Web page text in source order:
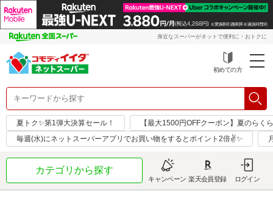
身近なスーパーがネットで便利に・おトクに
初めての方
夏トク✨第1弾大決算セール！
【最大1500円OFFクーポン】夏のらく
毎週(水)にネットスーパーアプリでお買い物をするとポイント2倍✌✨
カテゴリから探す
キャンペーン 楽天会員登録 ログイン